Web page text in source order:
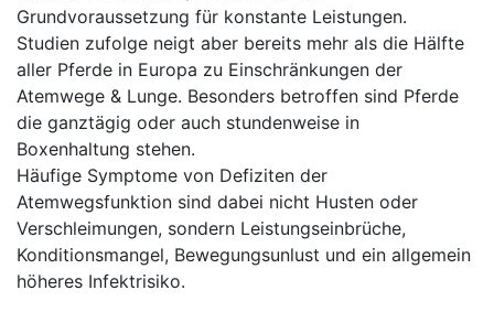
Grundvoraussetzung für konstante Leistungen.
Studien zufolge neigt aber bereits mehr als die Hälfte
aller Pferde in Europa zu Einschränkungen der
Atemwege & Lunge. Besonders betroffen sind Pferde
die ganztägig oder auch stundenweise in
Boxenhaltung stehen.
Häufige Symptome von Defiziten der
Atemwegsfunktion sind dabei nicht Husten oder
Verschleimungen, sondern Leistungseinbrüche,
Konditionsmangel, Bewegungsunlust und ein allgemein
höheres Infektrisiko.